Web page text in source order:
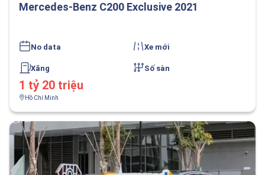
Mercedes-Benz C200 Exclusive 2021
No data Xe mới
Xăng Số sàn
1 tỷ 20 triệu
Hồ Chí Minh